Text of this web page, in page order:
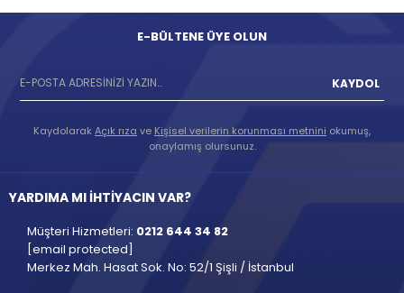
E-BÜLTENE ÜYE OLUN
KAYDOL
KaydolarakAçık rıza ve Kişisel verilerin korunması metnini okumuş,
onaylamış olursunuz.
YARDIMA MI İHTİYACIN VAR?
Müşteri Hizmetleri: 0212 644 34 82
[email protected]
Merkez Mah. Hasat Sok. No: 52/1 Şişli / İstanbul